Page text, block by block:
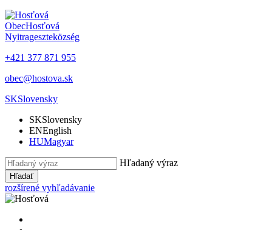
ObecHosťová
Nyitrageszteközség
+421 377 871 955
obec@hostova.sk
SKSlovensky
SKSlovensky
ENEnglish
HUMagyar
Hľadaný výraz
Hľadať
rozšírené vyhľadávanie